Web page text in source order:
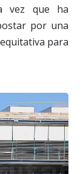
vez que ha
por una
para